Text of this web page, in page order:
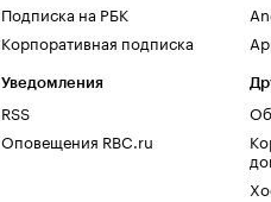
Подписка на РБК
Корпоративная подписка
Уведомления
RSS
Оповещения RBC.ru